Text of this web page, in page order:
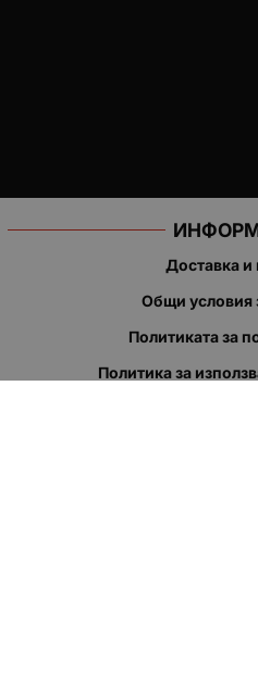
Доставка и
Общи условия
Политиката за
Политика за